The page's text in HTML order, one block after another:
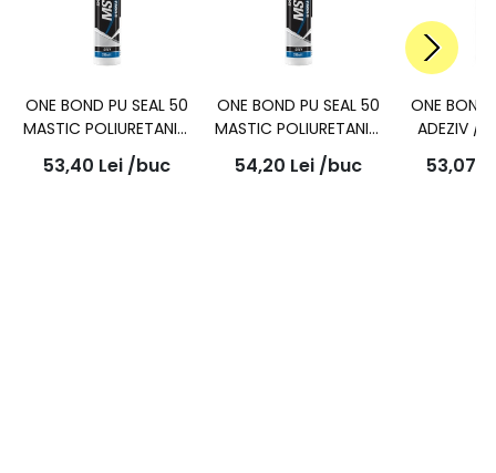
ONE BOND PU SEAL 50
MASTIC POLIURETANIC
SUDABIL GRI 280ml
53,40 Lei /buc
ONE BOND PU SEAL 50
MASTIC POLIURETANIC
SUDABIL ALB 280ml
54,20 Lei /buc
ONE BOND
ADEZIV /
53,07